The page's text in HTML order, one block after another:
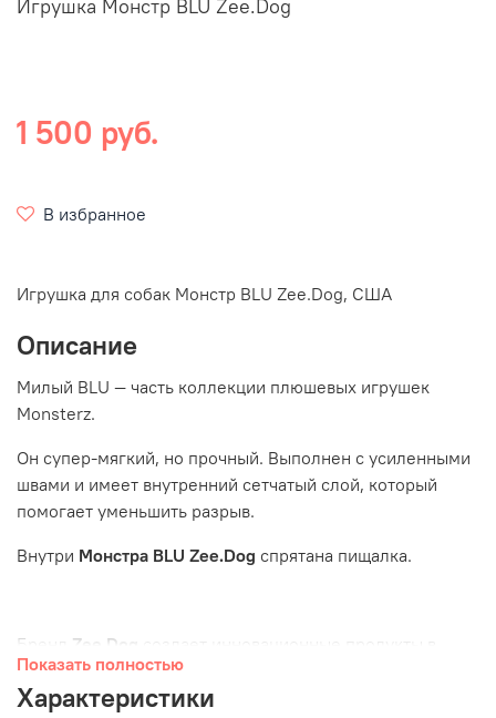
Игрушка Монстр BLU Zee.Dog
1 500 руб.
В избранное
Игрушка для собак Монстр BLU Zee.Dog, США
Описание
Милый BLU — часть коллекции плюшевых игрушек
Monsterz.
Он супер-мягкий, но прочный. Выполнен с усиленными
швами и имеет внутренний сетчатый слой, который
помогает уменьшить разрыв.
Внутри Монстра BLU Zee.Dog спрятана пищалка.
Бренд Zee.Dog
стиле fast fashion. Zee. — элемент стиля, объединяющий
людей и питомцев.
Показать полностью
Характеристики